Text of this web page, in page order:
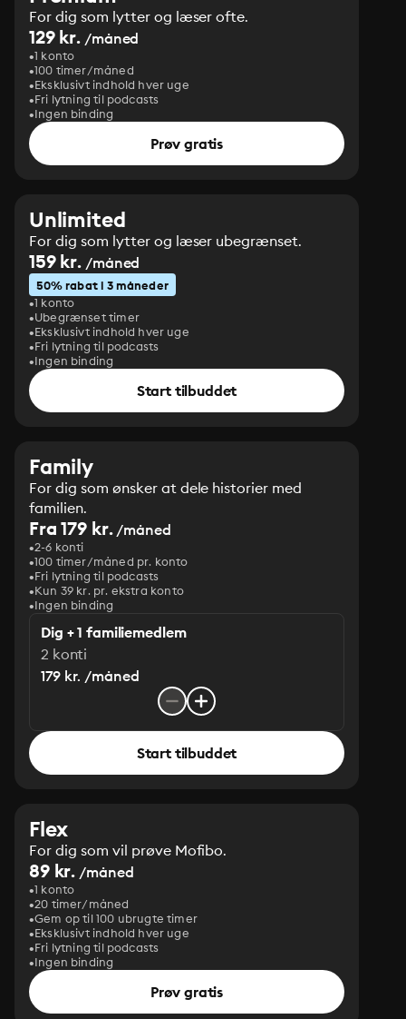
For dig som lytter og læser ofte.
129 kr. /måned
1 konto
100 timer/måned
Eksklusivt indhold hver uge
Fri lytning til podcasts
Ingen binding
Prøv gratis
Unlimited
For dig som lytter og læser ubegrænset.
159 kr. /måned
50% rabat i 3 måneder
1 konto
Ubegrænset timer
Eksklusivt indhold hver uge
Fri lytning til podcasts
Ingen binding
Start tilbuddet
Family
For dig som ønsker at dele historier med
familien.
Fra 179 kr./måned
2-6 konti
100 timer/måned pr. konto
Fri lytning til podcasts
Kun 39 kr. pr. ekstra konto
Ingen binding
Dig + 1 familiemedlem
2 konti
179 kr. /måned
Start tilbuddet
Flex
For dig som vil prøve Mofibo.
89 kr. /måned
1 konto
20 timer/måned
Gem op til 100 ubrugte timer
Eksklusivt indhold hver uge
Fri lytning til podcasts
Ingen binding
Prøv gratis